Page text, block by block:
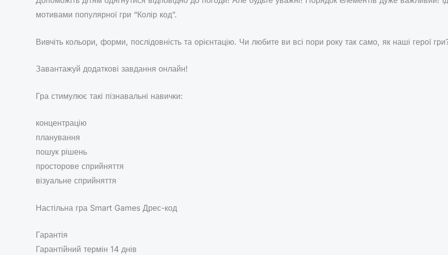
мотивами популярної гри “Колір код”.
Вивчіть кольори, форми, послідовність та орієнтацію. Чи любите ви всі пори року так само, як наші герої
Завантажуй додаткові завдання онлайн!
Гра стимулює такі пізнавальні навички:
концентрацію
планування
пошук рішень
просторове сприйняття
візуальне сприйняття
Настільна гра Smart Games Дрес-код
Гарантія
Гарантійний термін 14 днів